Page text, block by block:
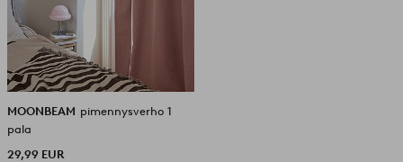
MOONBEAM pimennysverho 1
pala
29,99 EUR